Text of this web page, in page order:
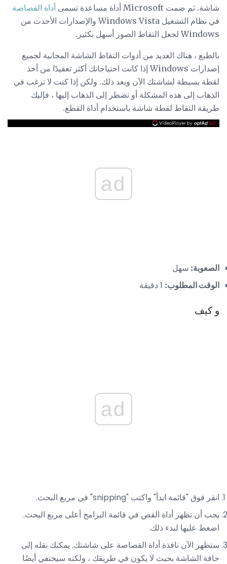
شاشة. ثم ضمت Microsoft أداة مساعدة تسمى
أداة القصاصة
في نظام التشغيل Windows Vista والإصدارات الأحدث من
Windows لجعل التقاط الصور أسهل بكثير.
بالطبع ، هناك العديد من أدوات التقاط الشاشة المجانية لجميع
إصدارات Windows إذا كانت احتياجاتك أكثر تعقيدًا من أخذ
لقطة بسيطة لشاشتك الآن وبعد ذلك. ولكن إذا كنت لا ترغب في
الذهاب إلى هذه المشكلة أو تضطر إلى الذهاب إليها ، فإليك
طريقة التقاط لقطة شاشة باستخدام أداة القطع.
ad
الصعوبة: سهل
الوقت المطلوب:
و كيف
ad
انقر فوق "قائمة ابدأ" واكتب "snipping" في مربع البحث.
يجب أن تظهر أداة القص في قائمة البرامج أعلى مربع البحث.
اضغط عليها لبدء ذلك.
ستظهر الآن نافذة أداة القصاصة على شاشتك. يمكنك نقله إلى
حافة الشاشة بحيث لا يكون في طريقك ، ولكنه سيختفي أيضًا